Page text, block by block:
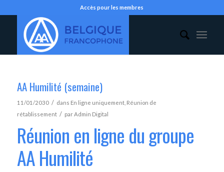
Accès pour les membres
AA Humilité (semaine)
11/01/2030 / dans En ligne uniquement, Réunion de
rétablissement / parAdmin Digital
Réunion en ligne du groupe
AA Humilité